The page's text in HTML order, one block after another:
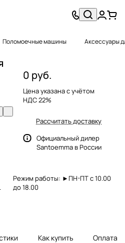
Поломоечные машины Аксессуары
0 руб.
Цена указана с учётом
НДС 22%
Рассчитать доставку
Официальный дилер
Santoemma в России
Режим работы: ►ПН-ПТ с 10.00
до 18.00
Как купить Оплата